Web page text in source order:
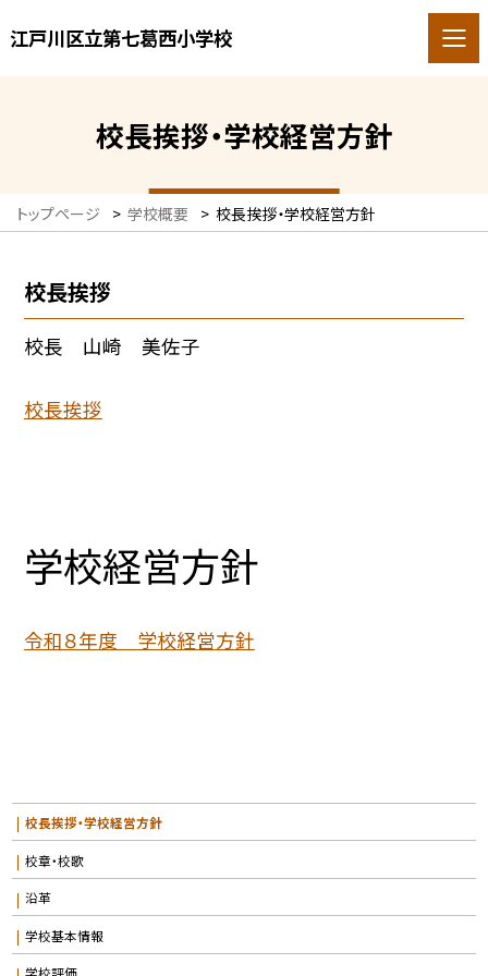
江戸川区立第七葛西小学校
校長挨拶・学校経営方針
トップページ > 学校概要 > 校長挨拶・学校経営方針
校長挨拶
校長 山崎 美佐子
校長挨拶
学校経営方針
令和８年度 学校経営方針
校長挨拶・学校経営方針
校章・校歌
沿革
学校基本情報